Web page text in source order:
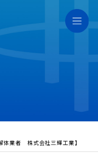
業者 株式会社三輝工業】